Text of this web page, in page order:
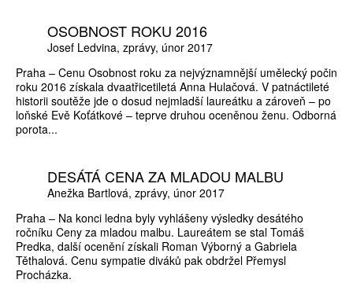
OSOBNOST ROKU 2016
Josef Ledvina zprávy únor 2017
Praha – Cenu Osobnost roku za nejvýznamnější umělecký počin
roku 2016 získala dvaatřicetiletá Anna Hulačová. V patnáctileté
historii soutěže jde o dosud nejmladší laureátku a zároveň – po
loňské Evě Koťátkové – teprve druhou oceněnou ženu. Odborná
porota...
DESÁTÁ CENA ZA MLADOU MALBU
Anežka Bartlová zprávy únor 2017
Praha – Na konci ledna byly vyhlášeny výsledky desátého
ročníku Ceny za mladou malbu. Laureátem se stal Tomáš
Predka, další ocenění získali Roman Výborný a Gabriela
Těthalová. Cenu sympatie diváků pak obdržel Přemysl
Procházka.